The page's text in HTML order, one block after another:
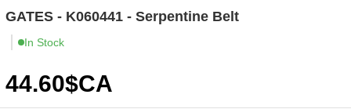
GATES - K060441 - Serpentine Belt
In Stock
44.60$CA